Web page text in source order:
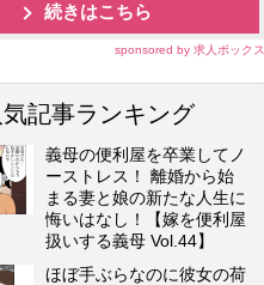
続きはこちら
sponsored by 求人ボックス
気記事ランキング
義母の便利屋を卒業してノ
ーストレス！ 離婚から始
まる妻と娘の新たな人生に
悔いはなし！【嫁を便利屋
扱いする義母 Vol.44】
ほぼ手ぶらなのに彼女の荷